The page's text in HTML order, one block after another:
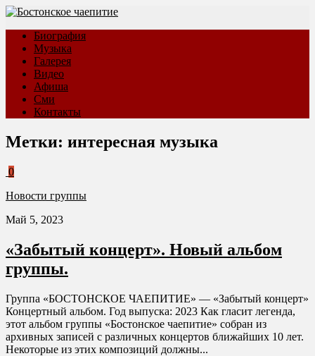
Биография
Музыка
Галерея
Видео
Афиша
Сми
Контакты
Метки: интересная музыка
0
Новости группы
Май 5, 2023
«Забытый концерт». Новый альбом
группы.
Группа «БОСТОНСКОЕ ЧАЕПИТИЕ» — «Забытый концерт»
Концертный альбом. Год выпуска: 2023 Как гласит легенда,
этот альбом группы «Бостонское чаепитие» собран из
архивных записей с различных концертов ближайших 10 лет.
Некоторые из этих композиций должны...